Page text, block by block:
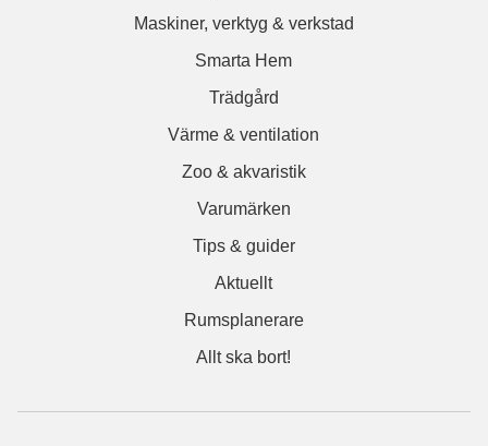
Maskiner, verktyg & verkstad
Smarta Hem
Trädgård
Värme & ventilation
Zoo & akvaristik
Varumärken
Tips & guider
Aktuellt
Rumsplanerare
Allt ska bort!